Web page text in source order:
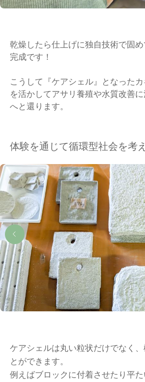
乾燥したら仕上げに独自技術で固
完成です！
こうして『ケアシェル』となった
を活かしてアサリ養殖や水質改善
へと還ります。
体験を通じて循環型社会を考
ケアシェルは丸い粒状だけでなく
とができます。
例えばブロックに付着させたり平た